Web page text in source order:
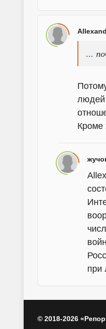
...
людей
Кроме
при
© 2018-2026